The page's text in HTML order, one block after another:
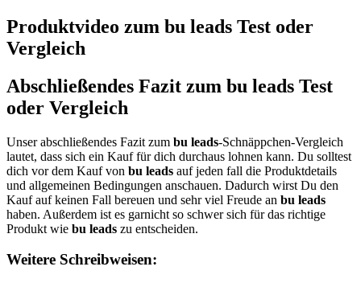
Produktvideo zum bu leads Test oder
Vergleich
Abschließendes Fazit zum bu leads Test
oder Vergleich
Unser abschließendes Fazit zum bu leads-Schnäppchen-Vergleich
lautet, dass sich ein Kauf für dich durchaus lohnen kann. Du solltest
dich vor dem Kauf von bu leads auf jeden fall die Produktdetails
und allgemeinen Bedingungen anschauen. Dadurch wirst Du den
Kauf auf keinen Fall bereuen und sehr viel Freude an bu leads
haben. Außerdem ist es garnicht so schwer sich für das richtige
Produkt wie bu leads zu entscheiden.
Weitere Schreibweisen: